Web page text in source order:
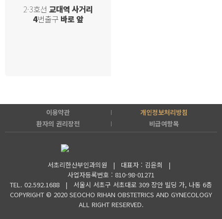
2·3호선 교대역 사거리
4번출구 바로 앞
이용약관
개인정보처리방침
환자의 권리장전
비급여항목
서초리한산부인과의원 | 대표자 : 김윤희 |
사업자등록번호 : 810-98-01271
TEL. 02.592.1688 | 서울시 서초구 서초대로 309 장안 빌딩 가, 나동 6층
COPYRIGHT © 2020 SEOCHO RIHAN OBSTETRICS AND GYNECOLOGY
ALL RIGHT RESERVED.